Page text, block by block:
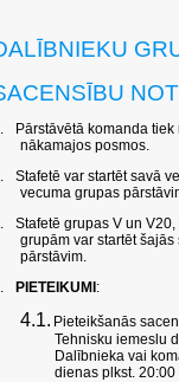
Pārstāvētā komanda
nākamajos posmos.
Stafetē var startēt savā
vecuma grupas
Stafetē grupas V un
grupām var startēt
pārstāvim.
PIETEIKUMI:
4.1. Pieteikšanās
Tehnisku iemeslu
Dalībnieka vai
dienas plkst. 20:00